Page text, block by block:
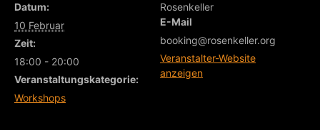
Datum:
10 Februar
Zeit:
18:00 - 20:00
Veranstaltungskategorie:
Workshops
Rosenkeller
E-Mail
booking@rosenkeller.org
Veranstalter-Website
anzeigen